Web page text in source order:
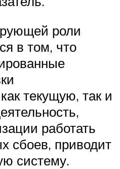
роли
в том, что
текущую, так и
работать
сбоев, приводит
систему.